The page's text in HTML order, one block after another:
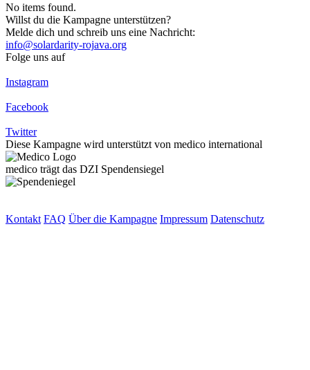
No items found.
Willst du die Kampagne unterstützen?
Melde dich und schreib uns eine Nachricht:
info@solardarity-rojava.org
Folge uns auf
Instagram
Facebook
Twitter
Diese Kampagne wird unterstützt von medico international
medico trägt das DZI Spendensiegel
Kontakt FAQ Über die Kampagne Impressum Datenschutz